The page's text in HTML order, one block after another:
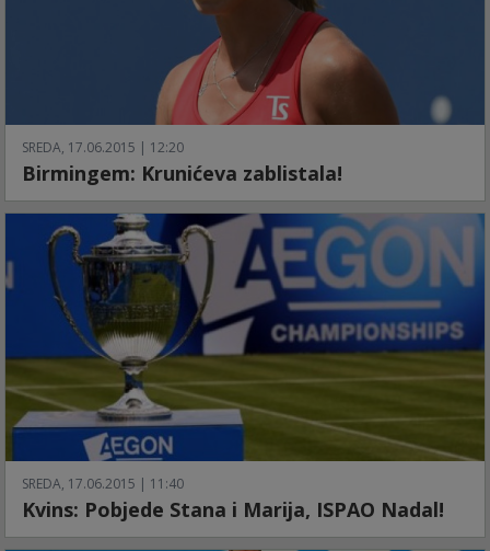
SREDA, 17.06.2015 | 12:20
Birmingem: Krunićeva zablistala!
SREDA, 17.06.2015 | 11:40
Kvins: Pobjede Stana i Marija, ISPAO Nadal!